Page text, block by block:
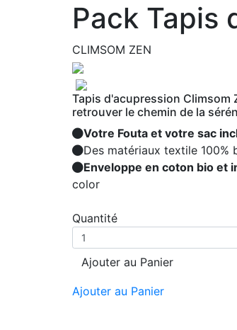
Pack Tapis
CLIMSOM ZEN
Tapis d'acupression
retrouver le chemin de la
Votre Fouta et votre sac
Des matériaux textile 100%
Enveloppe en coton bio et
color
Quantité
Ajouter au Panier
Ajouter au Panier